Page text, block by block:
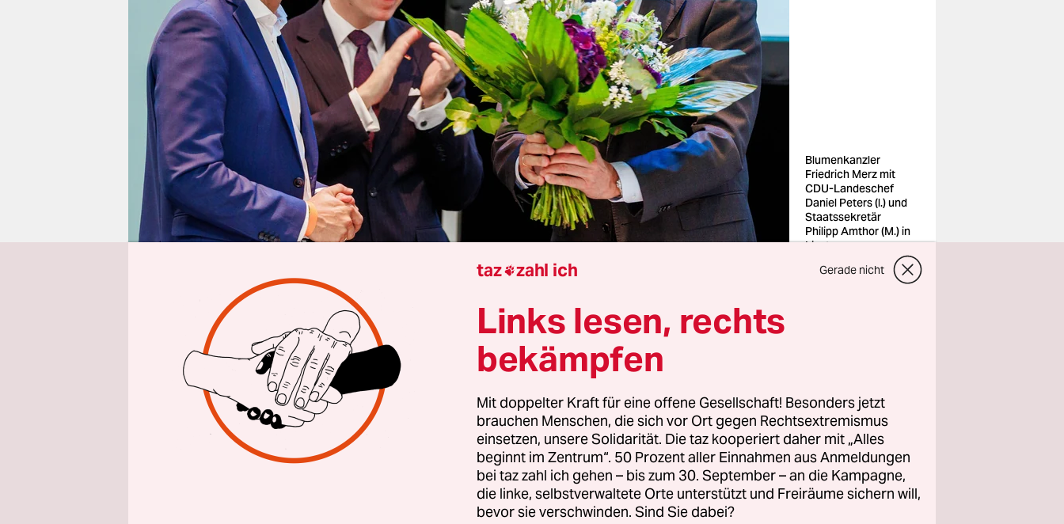
shop
fragen & hilfe
unterstützen
abo
genossenschaft
epaper login
Blumenkanzler
Friedrich Merz mit
CDU-Landeschef
Daniel Peters (l.) und
Staatssekretär
Philipp Amthor (M.) in
Linstow
Büttner/dpa
Aus Linstow Anna Lehmann
Einen „familienfreundlichen Urlaubs- und Erlebnisort“ mit
tropischem Spaßbad und komfortablen Zimmern hat sich die CDU in
Mecklenburg-Vorpommern für ihren Landesparteitag ausgesucht. So
wirbt das Van der Valk Resort in Linstow für sich. Die
Christdemokraten halten es mit dem Grundsatz: Wenn die Umfragen
schon so schlecht sind, dass die Gefahr der Einstelligkeit droht, sorgen
taz zahl ich Gerade nicht
Links lesen, rechts
bekämpfen
Mit doppelter Kraft für eine offene Gesellschaft! Besonders jetzt
brauchen Menschen, die sich vor Ort gegen Rechtsextremismus
einsetzen, unsere Solidarität. Die taz kooperiert daher mit „Alles
beginnt im Zentrum“. 50 Prozent aller Einnahmen aus Anmeldungen
bei taz zahl ich gehen – bis zum 30. September – an die Kampagne,
die linke, selbstverwaltete Orte unterstützt und Freiräume sichern will,
bevor sie verschwinden. Sind Sie dabei?